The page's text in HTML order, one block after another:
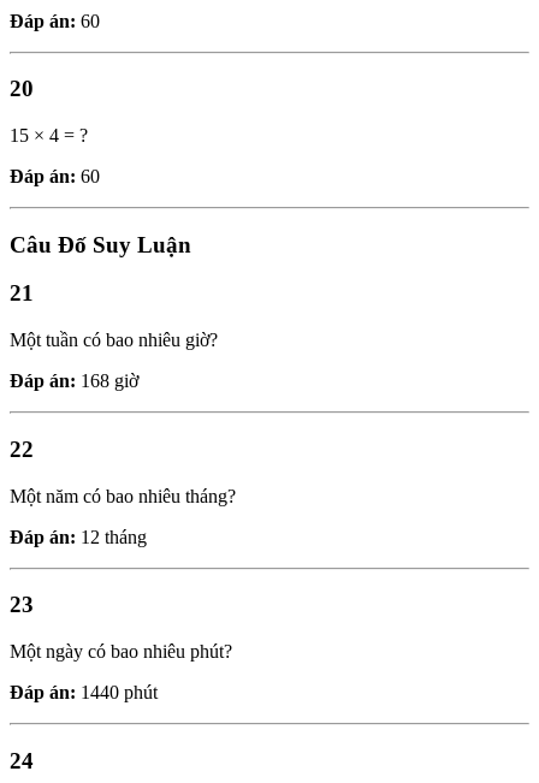
Đáp án: 60
20
15 × 4 = ?
Đáp án: 60
Câu Đố Suy Luận
21
Một tuần có bao nhiêu giờ?
Đáp án: 168 giờ
22
Một năm có bao nhiêu tháng?
Đáp án: 12 tháng
23
Một ngày có bao nhiêu phút?
Đáp án: 1440 phút
24